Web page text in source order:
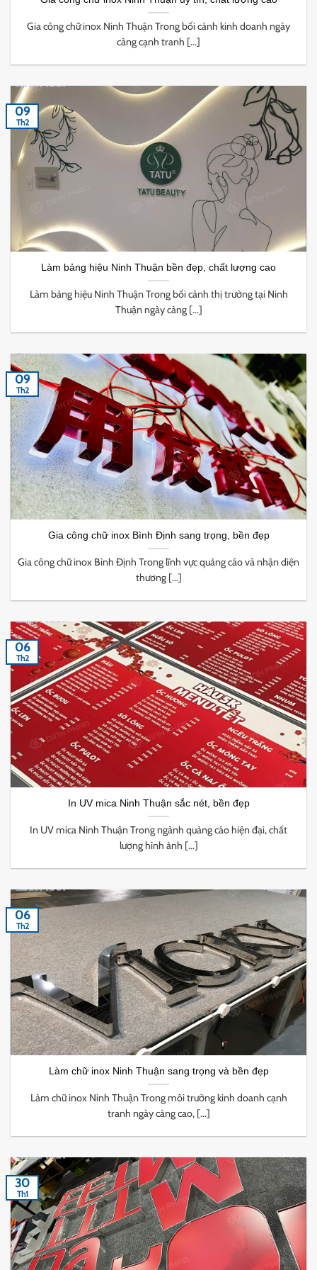
Gia công chữ inox Ninh Thuận Trong bối cảnh kinh doanh ngày
càng cạnh tranh [...]
Làm bảng hiệu Ninh Thuận bền đẹp, chất lượng cao
Làm bảng hiệu Ninh Thuận Trong bối cảnh thị trường tại Ninh
Thuận ngày càng [...]
09
Th2
Gia công chữ inox Bình Định sang trọng, bền đẹp
Gia công chữ inox Bình Định Trong lĩnh vực quảng cáo và nhận diện
thương [...]
09
Th2
In UV mica Ninh Thuận sắc nét, bền đẹp
In UV mica Ninh Thuận Trong ngành quảng cáo hiện đại, chất
lượng hình ảnh [...]
06
Th2
Làm chữ inox Ninh Thuận sang trọng và bền đẹp
Làm chữ inox Ninh Thuận Trong môi trường kinh doanh cạnh
tranh ngày càng cao, [...]
06
Th2
30
Th1